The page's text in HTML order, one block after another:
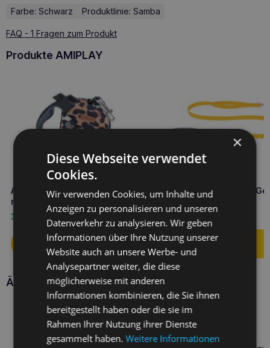
Farbe: Schwarz Produktlinie: Samba
FAQ - 1 Fragen zum Produkt
Produkte AMIPLAY
Amiplay infini Automatik-Leine
mit Gehege Safari M Leopard
33,60
Amiplay Leine Samba M
Ähnliche Produkte
×
Diese Webseite verwendet
Cookies.
Wir verwenden Cookies, um Inhalte und
Anzeigen zu personalisieren und unseren
Datenverkehr zu analysieren. Wir geben
Informationen über Ihre Nutzung unserer
Website auch an unsere Werbe- und
Analysepartner weiter, die diese
möglicherweise mit anderen
Informationen kombinieren, die Sie ihnen
bereitgestellt haben oder die sie im
Rahmen Ihrer Nutzung ihrer Dienste
gesammelt haben.Weitere Informationen